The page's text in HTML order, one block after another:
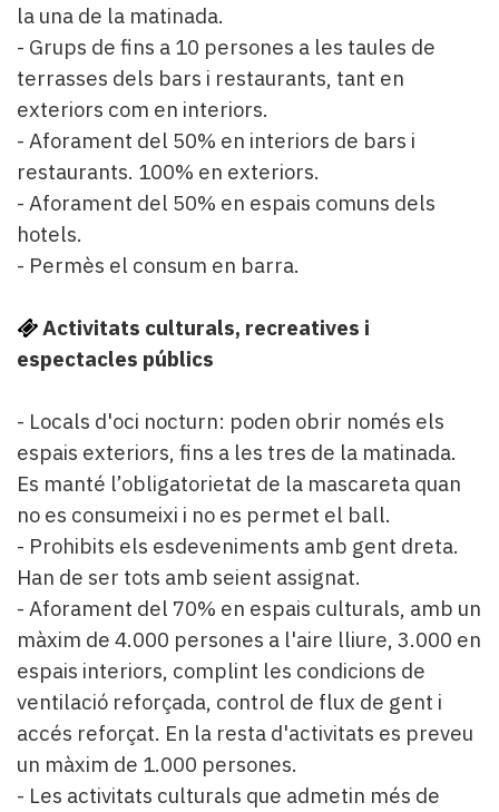
la una de la matinada.
- Grups de fins a 10 persones a les taules de
terrasses dels bars i restaurants, tant en
exteriors com en interiors.
- Aforament del 50% en interiors de bars i
restaurants. 100% en exteriors.
- Aforament del 50% en espais comuns dels
hotels.
- Permès el consum en barra.
Activitats culturals, recreatives i
espectacles públics
- Locals d'oci nocturn: poden obrir només els
espais exteriors, fins a les tres de la matinada.
Es manté l’obligatorietat de la mascareta quan
no es consumeixi i no es permet el ball.
- Prohibits els esdeveniments amb gent dreta.
Han de ser tots amb seient assignat.
- Aforament del 70% en espais culturals, amb un
màxim de 4.000 persones a l'aire lliure, 3.000 en
espais interiors, complint les condicions de
ventilació reforçada, control de flux de gent i
accés reforçat. En la resta d'activitats es preveu
un màxim de 1.000 persones.
- Les activitats culturals que admetin més de